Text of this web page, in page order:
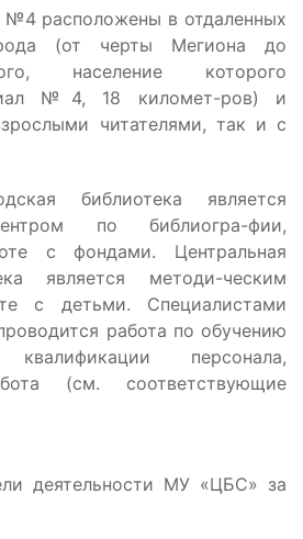
расположены в отдаленных
(от черты Мегиона до
население которого
№4, 18 километ-ров) и
читателями, так и с
библиотека является
по библиогра-фии,
с фондами. Центральная
является методи-ческим
с детьми. Специалистами
работа по обучению
персонала,
(см. соответствующие
деятельности МУ «ЦБС» за